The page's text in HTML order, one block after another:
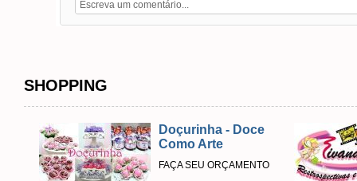
SHOPPING
Doçurinha - Doce
Como Arte
FAÇA SEU ORÇAMENTO